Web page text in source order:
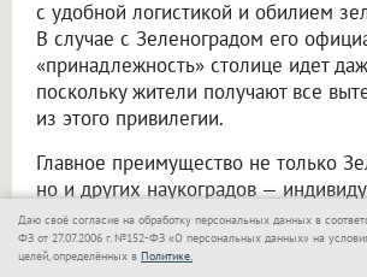
с удобной логистикой и обилием
В случае с Зеленоградом его
«принадлежность» столице идет
поскольку жители получают все
из этого привилегии.
Главное преимущество не только
но и других наукоградов —
градостроительные планы. Учитывая
стратегическую значимость
наукоградов, к их проектированию
Даю своё согласие на обработку персональных данных в
ФЗ от 27.07.2006 г. №152-ФЗ «О персональных данных» на
целей, определённых в Политике.